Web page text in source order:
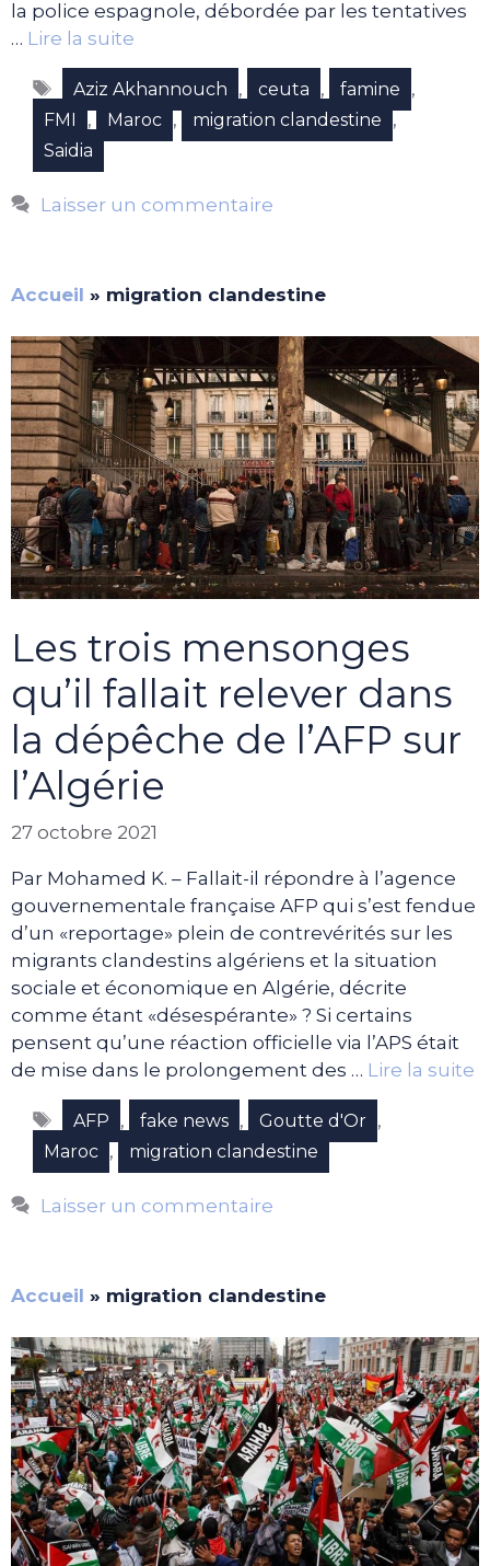
la police espagnole, débordée par les tentatives
… Lire la suite
Étiquettes
Aziz Akhannouch , ceuta , famine ,
FMI , Maroc , migration clandestine ,
Saidia
Laisser un commentaire
Accueil » migration clandestine
Les trois mensonges
qu’il fallait relever dans
la dépêche de l’AFP sur
l’Algérie
27 octobre 2021
Par Mohamed K. – Fallait-il répondre à l’agence
gouvernementale française AFP qui s’est fendue
d’un «reportage» plein de contrevérités sur les
migrants clandestins algériens et la situation
sociale et économique en Algérie, décrite
comme étant «désespérante» ? Si certains
pensent qu’une réaction officielle via l’APS était
de mise dans le prolongement des … Lire la suite
Étiquettes
AFP , fake news , Goutte d'Or ,
Maroc , migration clandestine
Laisser un commentaire
Accueil » migration clandestine